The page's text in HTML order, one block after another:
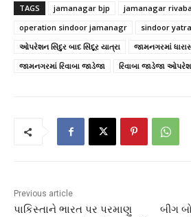
TAGS jamanagar bjp
jamanagar
operation sindoor jamanagr
sindoor yatra
ઓપરેશન સિંદુર બાદ સિંદૂર યાત્રા
જામનગરમાં
જામનગરમાં રિવાબા જાડેજા
રિવાબા જાડેજા
Previous article
પાકિસ્તાને ભારત પર પરમાણુ
બીગ